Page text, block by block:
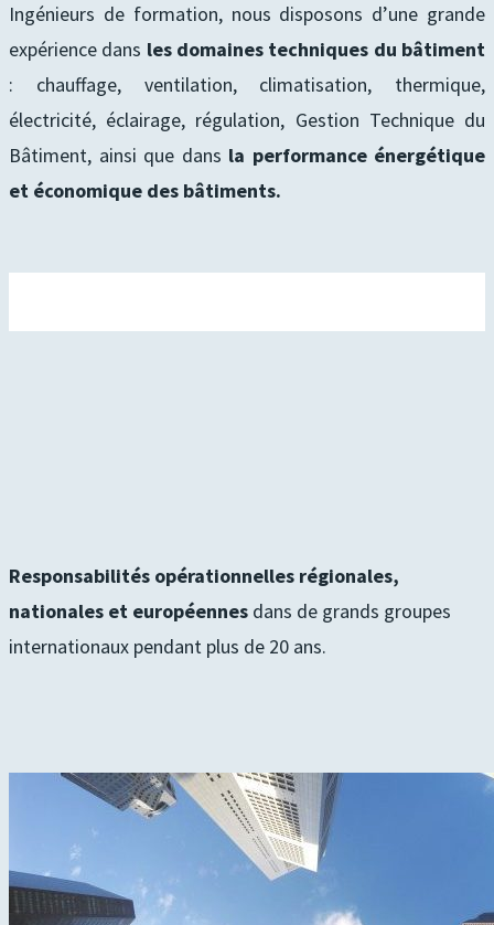
Ingénieurs de formation, nous disposons d’une grande
expérience dans les domaines techniques du bâtiment
: chauffage, ventilation, climatisation, thermique,
électricité, éclairage, régulation, Gestion Technique du
Bâtiment, ainsi que dans la performance énergétique
et économique des bâtiments.
Responsabilités opérationnelles régionales,
nationales et européennes dans de grands groupes
internationaux pendant plus de 20 ans.